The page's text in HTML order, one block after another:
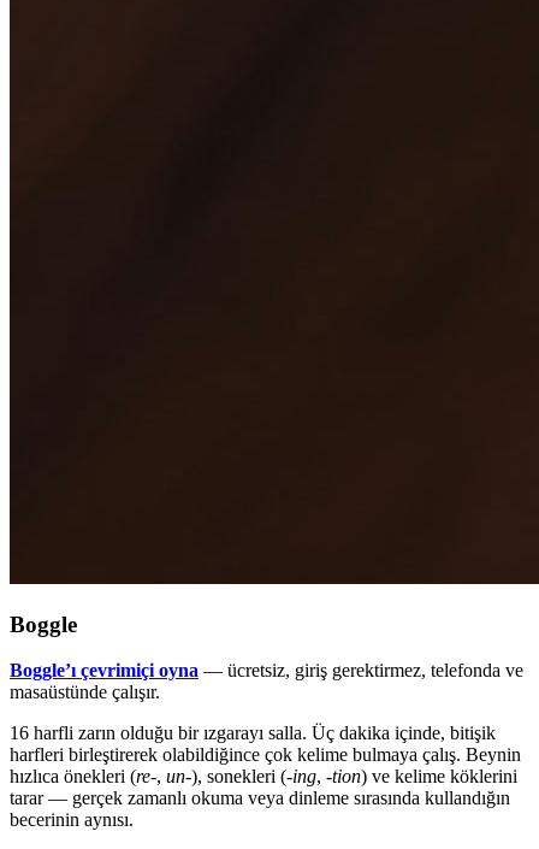
Boggle
Boggle’ı çevrimiçi oyna — ücretsiz, giriş gerektirmez, telefonda ve
masaüstünde çalışır.
16 harfli zarın olduğu bir ızgarayı salla. Üç dakika içinde, bitişik
harfleri birleştirerek olabildiğince çok kelime bulmaya çalış. Beynin
hızlıca önekleri (re-, un-), sonekleri (-ing, -tion) ve kelime köklerini
tarar — gerçek zamanlı okuma veya dinleme sırasında kullandığın
becerinin aynısı.